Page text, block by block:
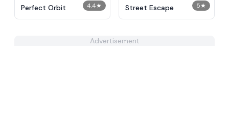
4.4★
Perfect Orbit 5★
Street Escape
Advertisement